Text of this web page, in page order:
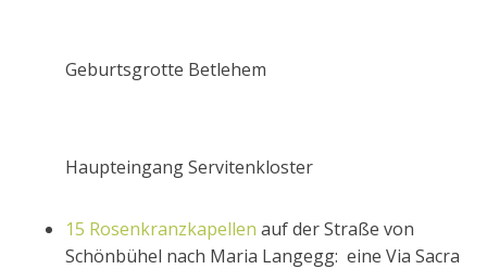
Geburtsgrotte Betlehem
Haupteingang Servitenkloster
15 Rosenkranzkapellen auf der Straße von
Schönbühel nach Maria Langegg: eine Via Sacra